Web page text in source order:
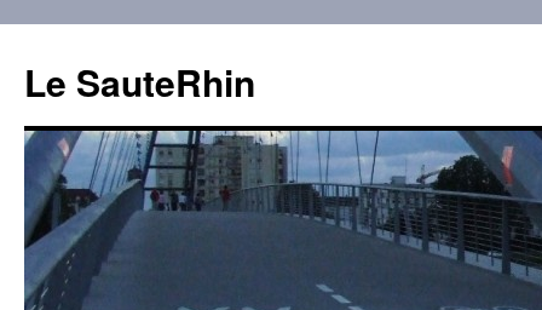
contenu
Le SauteRhin